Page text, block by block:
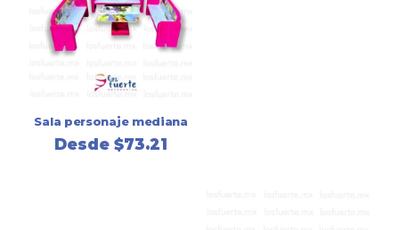
Sala personaje mediana
Desde$73.21